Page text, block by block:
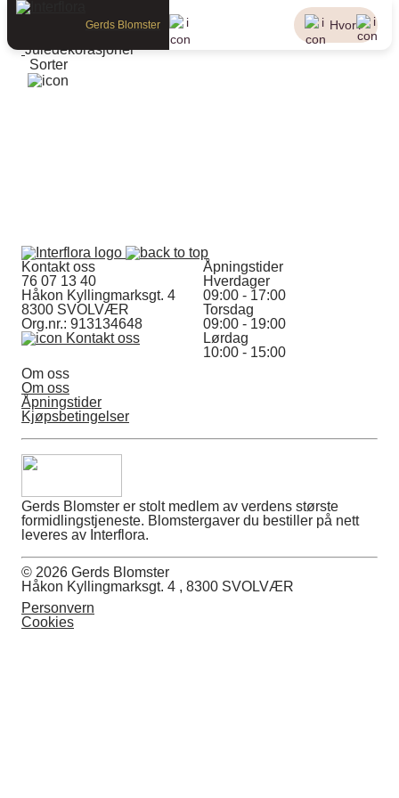
Gerds Blomster Hvor?
Anledninger
Juledekorasjoner
Sorter
Kontakt oss
76 07 13 40
Håkon Kyllingmarksgt. 4
8300 SVOLVÆR
Org.nr.: 913134648
Kontakt oss
Åpningstider
Hverdager
09:00 - 17:00
Torsdag
09:00 - 19:00
Lørdag
10:00 - 15:00
Om oss
Om oss
Åpningstider
Kjøpsbetingelser
Gerds Blomster er stolt medlem av verdens største
formidlingstjeneste. Blomstergaver du bestiller på nett
leveres av Interflora.
© 2026 Gerds Blomster
Håkon Kyllingmarksgt. 4 , 8300 SVOLVÆR
Personvern
Cookies